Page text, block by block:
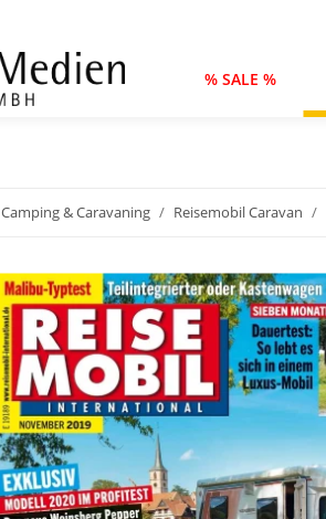
% SALE %
Camping & Caravaning Reisemobil Caravan